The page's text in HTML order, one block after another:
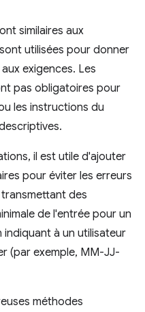
similaires aux
utilisées pour donner
exigences. Les
pas obligatoires pour
les instructions du
il est utile d'ajouter
pour éviter les erreurs
des
de l'entrée pour un
à un utilisateur
(par exemple, MM-JJ-
méthodes